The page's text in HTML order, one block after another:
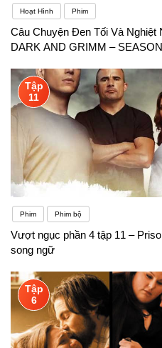
Hoạt Hình Phim
Câu Chuyện Đen Tối Và Nghiệt
DARK AND GRIMM –
Tập
11
Phim Phim bộ
Vượt ngục phần 4 tập 11 –
song ngữ
Tập
6